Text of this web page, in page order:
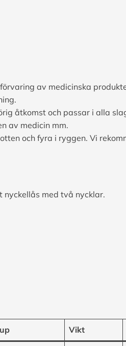
av medicinska
åtkomst och passar i alla
av medicin mm.
och fyra i ryggen. Vi
med två nycklar.
Vikt